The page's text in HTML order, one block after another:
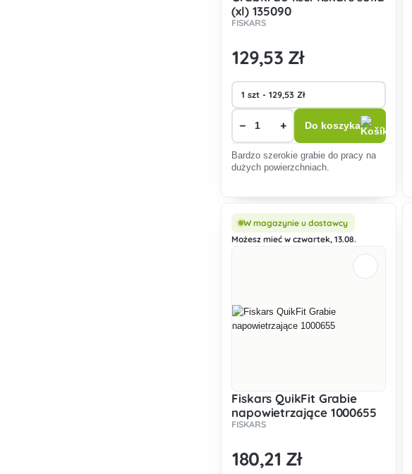
(xl) 135090
FISKARS
129,53 Zł
− + Do koszyka
Bardzo szerokie grabie do pracy na
dużych powierzchniach.
W magazynie u dostawcy
Możesz mieć w czwartek, 13.08.
Fiskars QuikFit Grabie
napowietrzające 1000655
FISKARS
180,21 Zł